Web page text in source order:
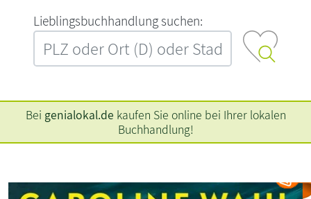
L‍i‍e‍b‍l‍i‍n‍g‍s‍b‍u‍c‍h‍h‍a‍n‍d‍l‍u‍n‍g‍ ‍s‍u‍c‍h‍e‍n‍:‍
Bei genialokal.de kaufen Sie online bei Ihrer lokalen
Buchhandlung!